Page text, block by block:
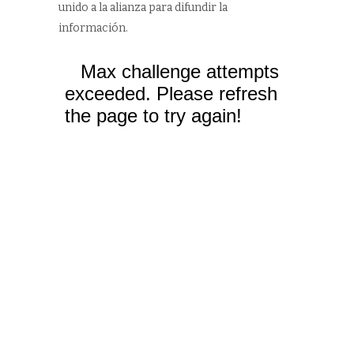
unido a la alianza para difundir la
información.